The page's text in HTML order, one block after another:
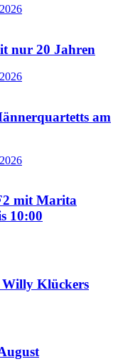
nur 20 Jahren
am
mit Marita
10:00
Willy Klückers